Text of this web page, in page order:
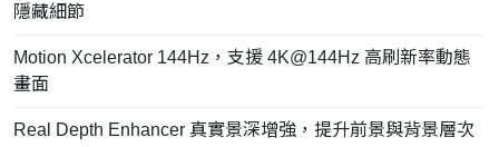
隱藏細節
Motion Xcelerator 144Hz，支援 4K@144Hz 高刷新率動態
畫面
Real Depth Enhancer 真實景深增強，提升前景與背景層次